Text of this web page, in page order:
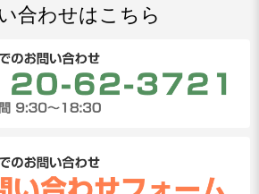
合わせはこちら